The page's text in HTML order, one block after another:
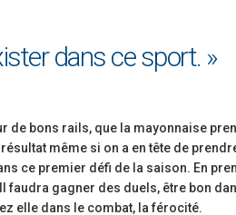
dans ce sport. »
de bons rails, que la mayonnaise
même si on a en tête de
ce premier défi de la saison. En
faudra gagner des duels, être bon
elle dans le combat, la férocité.